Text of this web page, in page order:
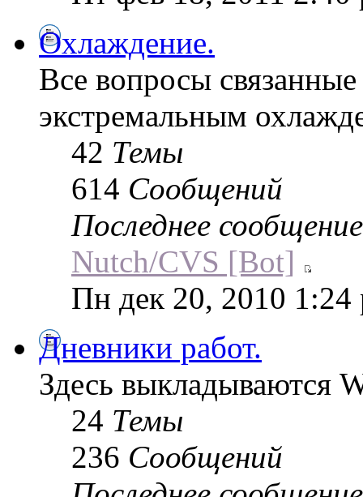
Охлаждение.
Все вопросы
экстремальным
42 Темы
614 Сообщений
Последнее сообщение
Nutch/CVS [Bot]
Пн дек 20, 2010 1:24
Дневники работ.
Здесь выкладываются
24 Темы
236 Сообщений